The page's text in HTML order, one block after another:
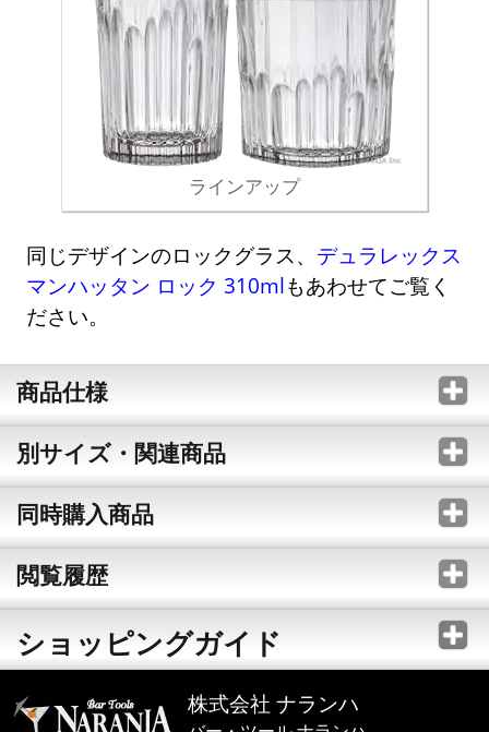
ラインアップ
同じデザインのロックグラス、 デュラレックス
マンハッタン ロック 310mlもあわせてご覧く
ださい。
商品仕様
別サイズ・関連商品
同時購入商品
閲覧履歴
ショッピングガイド
株式会社 ナランハ